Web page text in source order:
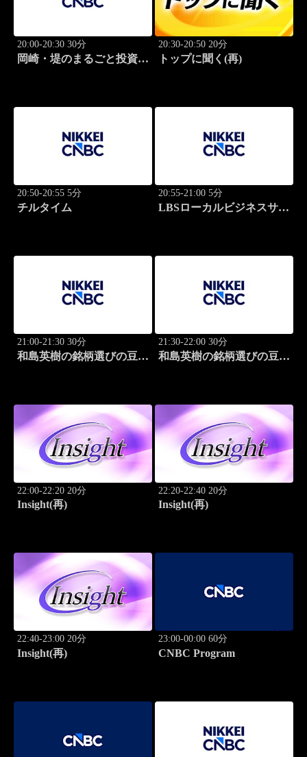
20:00-20:30 30分
岡崎・堤のまるごと投資道
20:30-20:50 20分
トップに聞く(再)
20:50-20:55 5分
チルタイム
20:55-21:00 5分
LBSローカルビジネスサテ
21:00-21:30 30分
和島英樹の銘柄選びの豆知
21:30-22:00 30分
和島英樹の銘柄選びの豆知
22:00-22:20 20分
Insight(再)
22:20-22:40 20分
Insight(再)
22:40-23:00 20分
Insight(再)
23:00-00:00 60分
CNBC Program